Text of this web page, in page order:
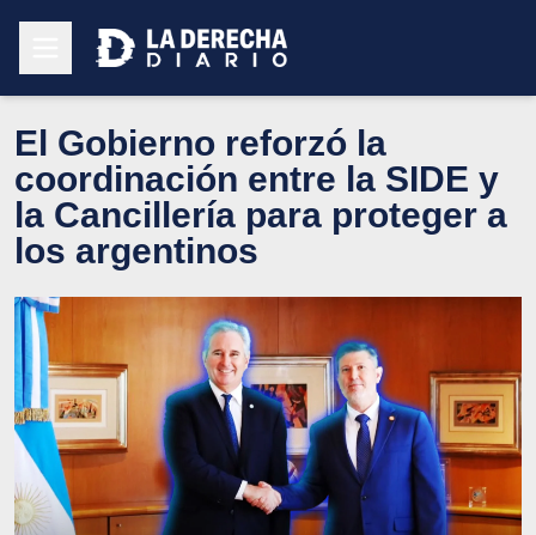
El Gobierno reforzó la
coordinación entre la SIDE y
la Cancillería para proteger a
los argentinos